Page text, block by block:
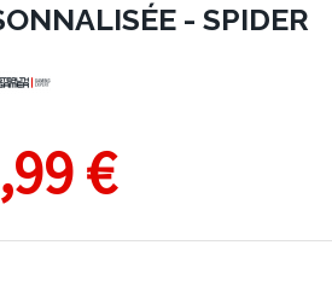
- SPIDER
€